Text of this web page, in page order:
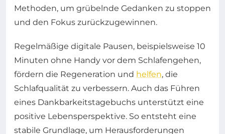
Methoden, um grübelnde Gedanken zu stoppen
und den Fokus zurückzugewinnen.
Regelmäßige digitale Pausen, beispielsweise 10
Minuten ohne Handy vor dem Schlafengehen,
fördern die Regeneration und helfen, die
Schlafqualität zu verbessern. Auch das Führen
eines Dankbarkeitstagebuchs unterstützt eine
positive Lebensperspektive. So entsteht eine
stabile Grundlage, um Herausforderungen